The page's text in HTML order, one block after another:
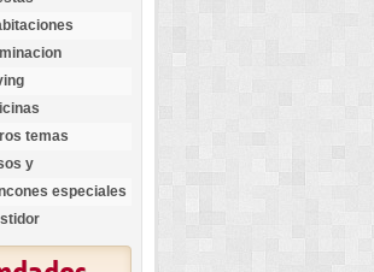
temas
y
especiales